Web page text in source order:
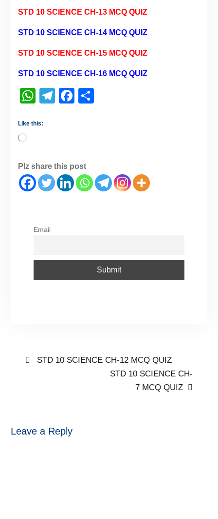
STD 10 SCIENCE CH-13 MCQ QUIZ
STD 10 SCIENCE CH-14 MCQ QUIZ
STD 10 SCIENCE CH-15 MCQ QUIZ
STD 10 SCIENCE CH-16 MCQ QUIZ
WhatsApp
Telegram
Facebook
Like this:
Plz share this post
Email
STD 10 SCIENCE CH-12 MCQ QUIZ
STD 10 SCIENCE CH-
7 MCQ QUIZ
Leave a Reply